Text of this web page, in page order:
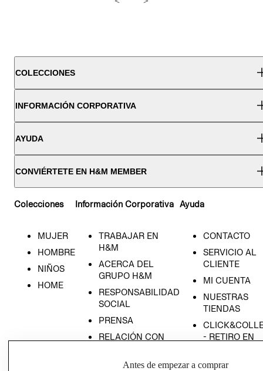
COLECCIONES
INFORMACIÓN CORPORATIVA
AYUDA
CONVIÉRTETE EN H&M MEMBER
Colecciones
MUJER
HOMBRE
NIÑOS
HOME
Información Corporativa
TRABAJAR EN
H&M
ACERCA DEL
GRUPO H&M
RESPONSABILIDAD
SOCIAL
PRENSA
RELACIÓN CON
POLÍTICA
Ayuda
CONTACTO
SERVICIO AL
CLIENTE
MI CUENTA
NUESTRAS
TIENDAS
- RETIRO EN
TÉRMINOS Y
Antes de empezar a comprar